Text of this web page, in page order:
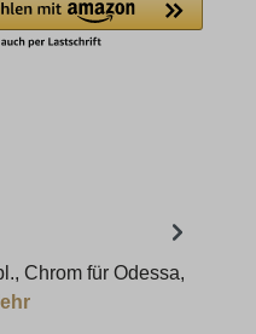
Chrom für Odessa,